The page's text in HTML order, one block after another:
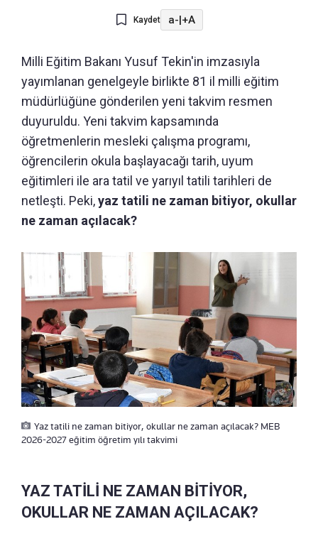
Kaydet a-|+A
Milli Eğitim Bakanı Yusuf Tekin'in imzasıyla
yayımlanan genelgeyle birlikte 81 il milli eğitim
müdürlüğüne gönderilen yeni takvim resmen
duyuruldu. Yeni takvim kapsamında
öğretmenlerin mesleki çalışma programı,
öğrencilerin okula başlayacağı tarih, uyum
eğitimleri ile ara tatil ve yarıyıl tatili tarihleri de
netleşti. Peki,yaz tatili ne zaman bitiyor, okullar
ne zaman açılacak?
Yaz tatili ne zaman bitiyor, okullar ne zaman açılacak? MEB
2026-2027 eğitim öğretim yılı takvimi
YAZ TATİLİ NE ZAMAN BİTİYOR,
OKULLAR NE ZAMAN AÇILACAK?